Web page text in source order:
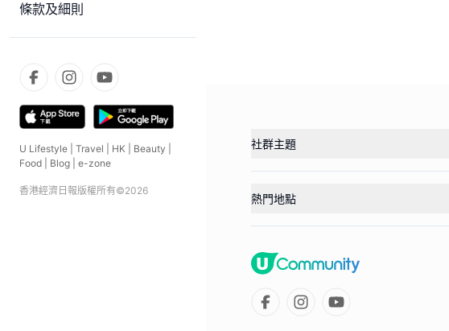
條款及細則
U Lifestyle Travel HK Beauty
Food
Blog e-zone
香港經濟日報版權所有©2026
社群主題
熱門地點